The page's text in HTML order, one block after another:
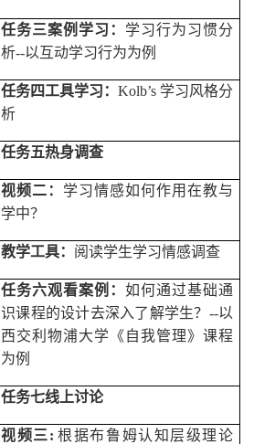
任务三案例学习： 学习行为习惯分
析--以互动学习行为为例
任务四工具学习： Kolb’s 学习风格分
析
任务五热身调查
视频二： 学习情感如何作用在教与
学中？
教学工具： 阅读学生学习情感调查
任务六观看案例： 如何通过基础通
识课程的设计去深入了解学生？ --以
西交利物浦大学《自我管理》课程
为例
任务七线上讨论
视频三: 根据布鲁姆认知层级理论